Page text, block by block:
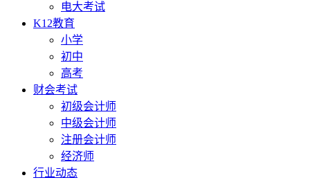
电大考试
K12教育
小学
初中
高考
财会考试
初级会计师
中级会计师
注册会计师
经济师
行业动态